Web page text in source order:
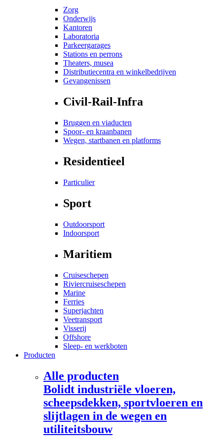
Zorg
Onderwijs
Kantoren
Laboratoria
Parkeergarages
Stations en perrons
Theaters, musea
Distributiecentra en winkelbedrijven
Gevangenissen
Civil-Rail-Infra
Bruggen en viaducten
Spoor- en kraanbanen
Wegen, startbanen en platforms
Residentieel
Particulier
Sport
Outdoorsport
Indoorsport
Maritiem
Cruiseschepen
Riviercruiseschepen
Marine
Ferries
Superjachten
Veetransport
Visserij
Offshore
Sleep- en werkboten
Producten
Alle producten
Bolidt industriële vloeren,
scheepsdekken, sportvloeren en
slijtlagen in de wegen en
utiliteitsbouw